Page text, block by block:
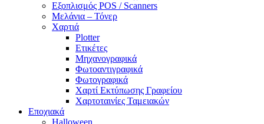
Εξοπλισμός POS / Scanners
Μελάνια – Τόνερ
Χαρτιά
Plotter
Ετικέτες
Μηχανογραφικά
Φωτοαντιγραφικά
Φωτογραφικά
Χαρτί Εκτύπωσης Γραφείου
Χαρτοταινίες Ταμειακών
Εποχιακά
Halloween